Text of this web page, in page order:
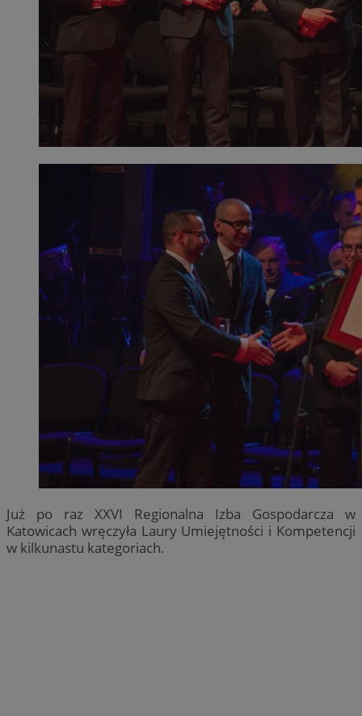
Już po raz XXVI Regionalna Izba Gospodarcza w
Katowicach wręczyła Laury Umiejętności i Kompetencji
w kilkunastu kategoriach.